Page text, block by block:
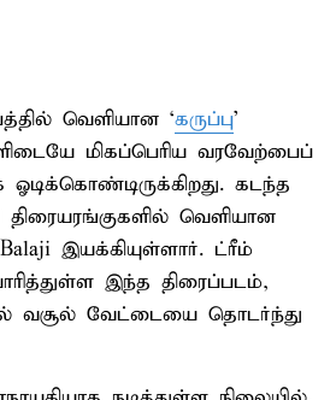
வெளியான ‘கருப்பு’
மிகப்பெரிய வரவேற்பைப்
ஓடிக்கொண்டிருக்கிறது. கடந்த
வெளியான
இயக்கியுள்ளார். ட்ரீம்
இந்த திரைப்படம்,
வசூல் வேட்டையை தொடர்ந்து